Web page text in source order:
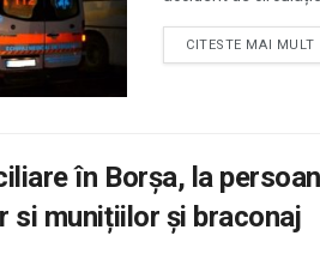
CITESTE MAI MULT
în Borșa, la
si munițiilor și braconaj